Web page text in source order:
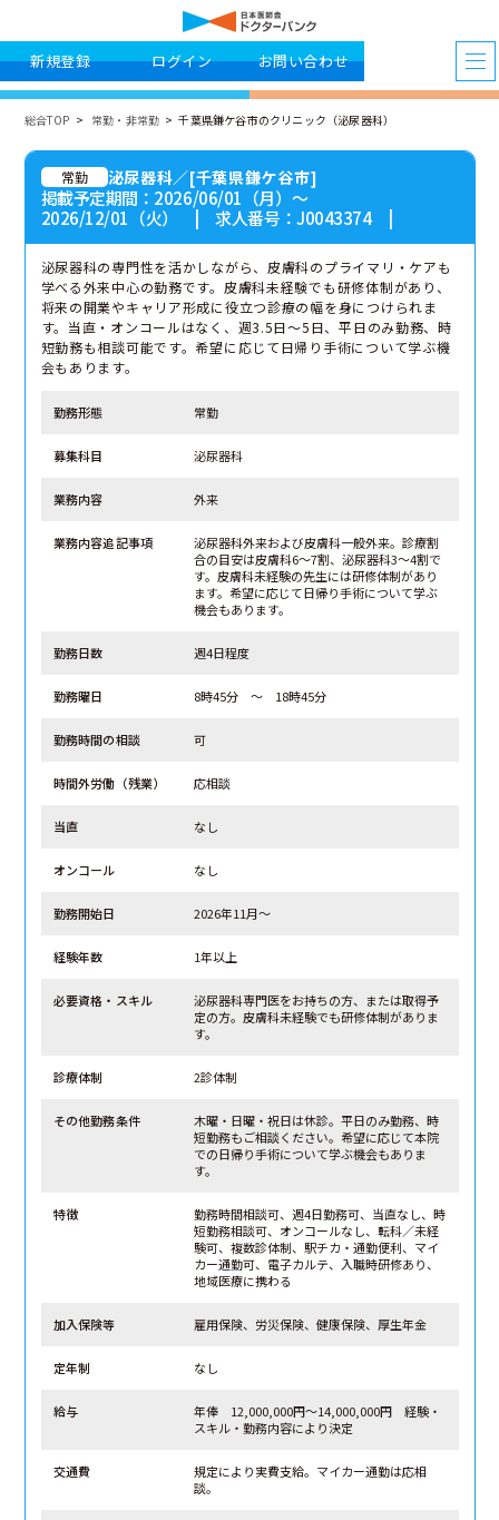
新規登録 ログイン お問い合わせ
総合TOP 常勤・非常勤 千葉県鎌ケ谷市のクリニック（泌尿器科）
常勤 泌尿器科／[千葉県鎌ケ谷市]
掲載予定期間：2026/06/01（月）〜
2026/12/01（火） | 求人番号：J0043374 |
泌尿器科の専門性を活かしながら、皮膚科のプライマリ・ケアも
学べる外来中心の勤務です。皮膚科未経験でも研修体制があり、
将来の開業やキャリア形成に役立つ診療の幅を身につけられま
す。当直・オンコールはなく、週3.5日〜5日、平日のみ勤務、時
短勤務も相談可能です。希望に応じて日帰り手術について学ぶ機
会もあります。
勤務形態 常勤
募集科目 泌尿器科
業務内容 外来
業務内容追記事項
泌尿器科外来および皮膚科一般外来。診療割
合の目安は皮膚科6〜7割、泌尿器科3〜4割で
す。皮膚科未経験の先生には研修体制があり
ます。希望に応じて日帰り手術について学ぶ
機会もあります。
勤務日数 週4日程度
勤務曜日 8時45分 ～ 18時45分
勤務時間の相談 可
時間外労働（残業） 応相談
当直 なし
オンコール なし
勤務開始日 2026年11月～
経験年数 1年以上
必要資格・スキル
泌尿器科専門医をお持ちの方、または取得予
定の方。皮膚科未経験でも研修体制がありま
す。
診療体制 2診体制
その他勤務条件
木曜・日曜・祝日は休診。平日のみ勤務、時
短勤務もご相談ください。希望に応じて本院
での日帰り手術について学ぶ機会もありま
す。
特徴
勤務時間相談可、週4日勤務可、当直なし、時
短勤務相談可、オンコールなし、転科／未経
験可、複数診体制、駅チカ・通勤便利、マイ
カー通勤可、電子カルテ、入職時研修あり、
地域医療に携わる
加入保険等 雇用保険、労災保険、健康保険、厚生年金
定年制 なし
給与
年俸 12,000,000円～14,000,000円 経験・
スキル・勤務内容により決定
交通費
規定により実費支給。マイカー通勤は応相
談。